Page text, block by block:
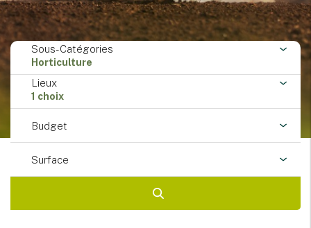
Sous-Catégories
Horticulture
Lieux
1 choix
Budget
Surface